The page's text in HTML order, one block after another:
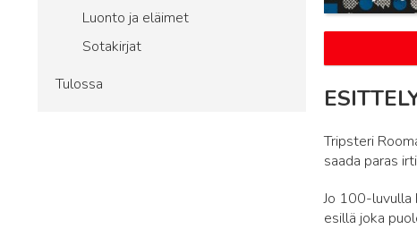
Luonto ja eläimet
Sotakirjat
Tulossa
Tripsteri
saada paras
Jo 100-luvulla
esillä joka